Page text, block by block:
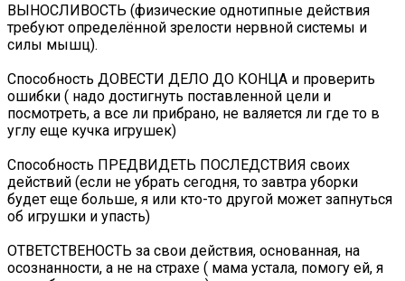
ВЫНОСЛИВОСТЬ (физические однотипные действия
требуют определённой зрелости нервной системы и
силы мышц).
Способность ДОВЕСТИ ДЕЛО ДО КОНЦА и проверить
ошибки ( надо достигнуть поставленной цели и
посмотреть, а все ли прибрано, не валяется ли где то в
углу еще кучка игрушек)
Способность ПРЕДВИДЕТЬ ПОСЛЕДСТВИЯ своих
действий (если не убрать сегодня, то завтра уборки
будет еще больше, я или кто-то другой может запнуться
об игрушки и упасть)
ОТВЕТСТВЕНОСТЬ за свои действия, основанная, на
осознанности, а не на страхе ( мама устала, помогу ей, я